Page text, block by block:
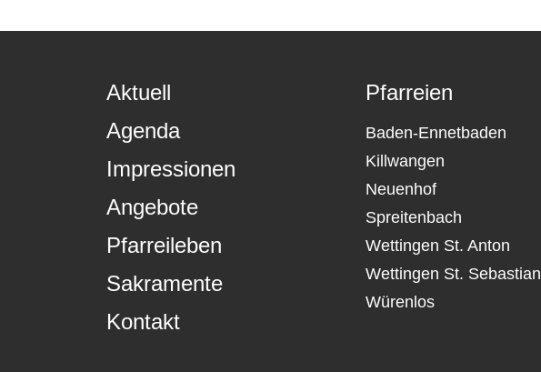
Aktuell
Agenda
Impressionen
Angebote
Pfarreileben
Sakramente
Kontakt
Pfarreien
Baden-Ennetbaden
Killwangen
Neuenhof
Spreitenbach
Wettingen St. Anton
Wettingen St. Sebastian
Würenlos